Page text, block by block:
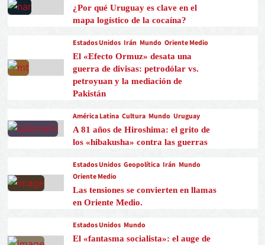
¿Por qué Uruguay es clave en el
mapa logístico de la cocaína?
Estados Unidos Irán Mundo Oriente Medio
El «Efecto Ormuz» desata una
guerra de divisas: petrodólar vs.
petroyuan y la mediación de
Pakistán
América Latina Cultura Mundo Uruguay
A 81 años de Hiroshima: el grito de
los «hibakusha» contra las guerras
Estados Unidos Geopolítica Irán Mundo
Oriente Medio
Las tensiones se convierten en llamas
en Oriente Medio.
Estados Unidos Mundo
El «fantasma socialista»: el auge de